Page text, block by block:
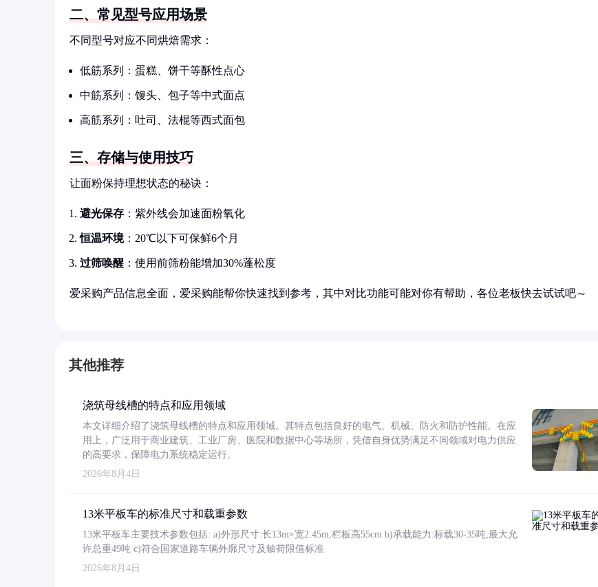
二、常见型号应用场景
不同型号对应不同烘焙需求：
低筋系列：蛋糕、饼干等酥性点心
中筋系列：馒头、包子等中式面点
高筋系列：吐司、法棍等西式面包
三、存储与使用技巧
让面粉保持理想状态的秘诀：
避光保存 ：紫外线会加速面粉氧化
恒温环境：20℃以下可保鲜6个月
过筛唤醒 ：使用前筛粉能增加30%蓬松度
爱采购产品信息全面，爱采购能帮你快速找到参考，其中对比功能可能对你有帮助，各位老板快去试试吧～
其他推荐
浇筑母线槽的特点和应用领域
本文详细介绍了浇筑母线槽的特点和应用领域。其特点包括良好的电气、机械、防火和防护性能。在应
用上，广泛用于商业建筑、工业厂房、医院和数据中心等场所，凭借自身优势满足不同领域对电力供应
的高要求，保障电力系统稳定运行。
2026年8月4日
13米平板车的标准尺寸和载重参数
13米平板车主要技术参数包括: a)外形尺寸:长13m×宽2.45m,栏板高55cm b)承载能力:标载30-35吨,最大允
许总重49吨 c)符合国家道路车辆外廓尺寸及轴荷限值标准
2026年8月4日